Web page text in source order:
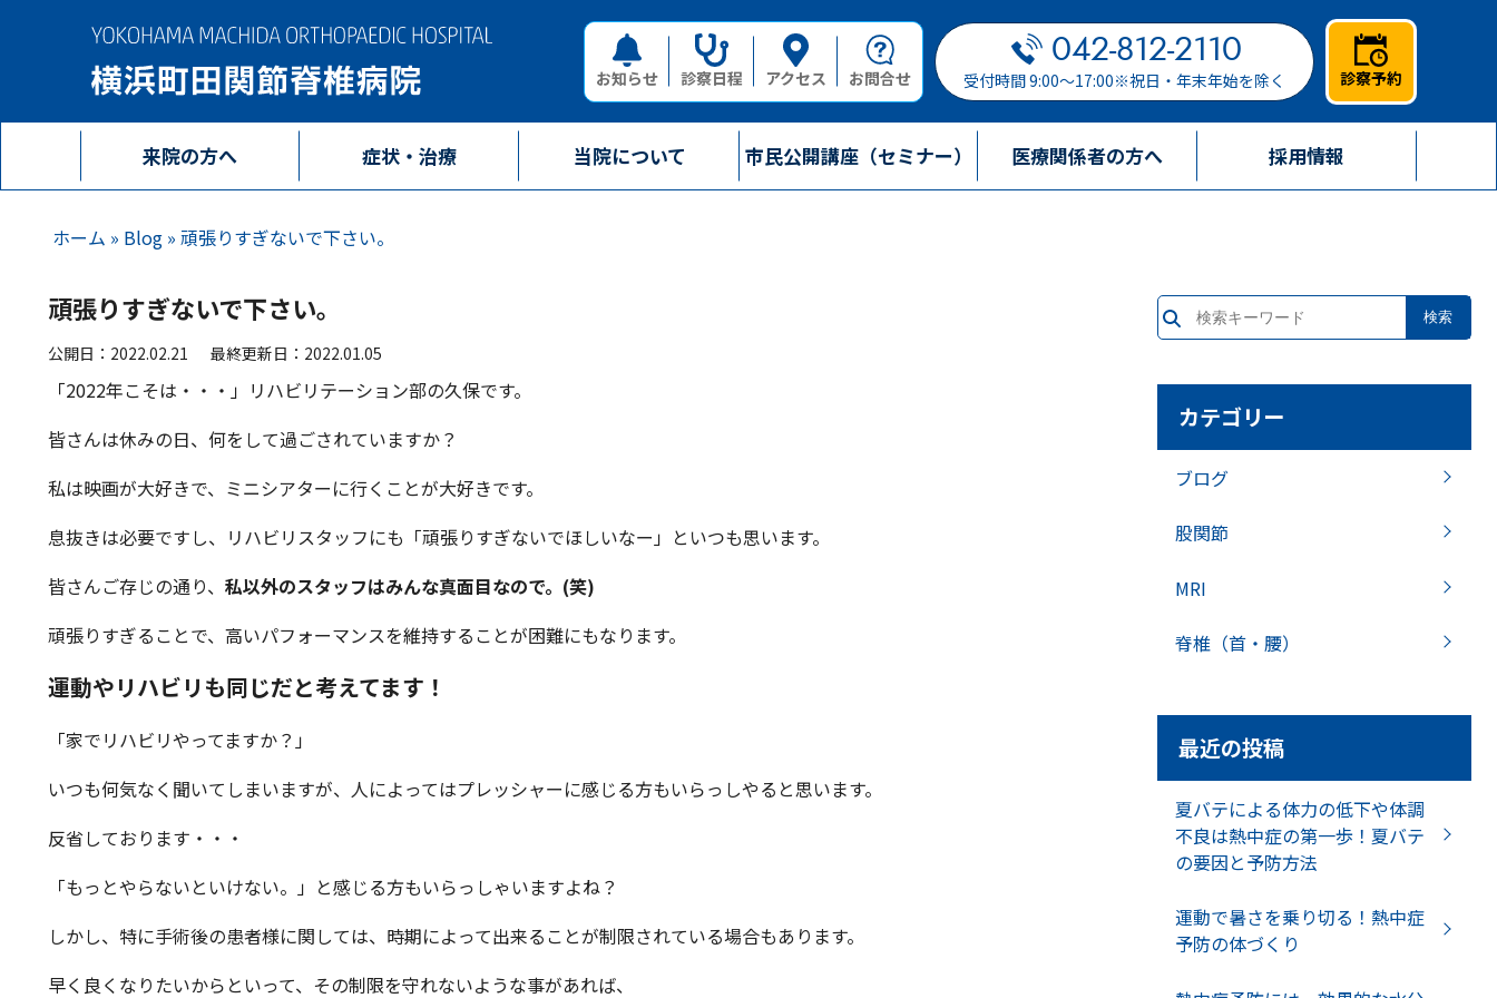
042-812-2110
受付時間 9:00～17:00※祝日・年末年始を除く 診察予約
お知らせ 診察日程 アクセス お問合せ
来院の方へ 症状・治療 当院について 市民公開講座（セミナー） 医療関係者の方へ 採用情報
ホーム » Blog » 頑張りすぎないで下さい。
頑張りすぎないで下さい。
公開日：2022.02.21 最終更新日：2022.01.05
「2022年こそは・・・」リハビリテーション部の久保です。
皆さんは休みの日、何をして過ごされていますか？
私は映画が大好きで、ミニシアターに行くことが大好きです。
息抜きは必要ですし、リハビリスタッフにも「頑張りすぎないでほしいなー」といつも思います。
皆さんご存じの通り、 私以外のスタッフはみんな真面目なので。(笑)
頑張りすぎることで、高いパフォーマンスを維持することが困難にもなります。
運動やリハビリも同じだと考えてます！
「家でリハビリやってますか？」
いつも何気なく聞いてしまいますが、人によってはプレッシャーに感じる方もいらっしやると思います。
反省しております・・・
「もっとやらないといけない。」と感じる方もいらっしゃいますよね？
しかし、特に手術後の患者様に関しては、時期によって出来ることが制限されている場合もあります。
早く良くなりたいからといって、その制限を守れないような事があれば、
カテゴリー
ブログ
股関節
MRI
脊椎（首・腰）
最近の投稿
夏バテによる体力の低下や体調
不良は熱中症の第一歩！夏バテ
の要因と予防方法
運動で暑さを乗り切る！熱中症
予防の体づくり